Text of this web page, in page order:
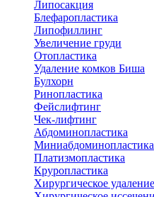
Липосакция
Блефаропластика
Липофиллинг
Увеличение груди
Отопластика
Удаление комков Биша
Булхорн
Ринопластика
Фейслифтинг
Чек-лифтинг
Абдоминопластика
Миниабдоминопластика
Платизмопластика
Круропластика
Хирургическое